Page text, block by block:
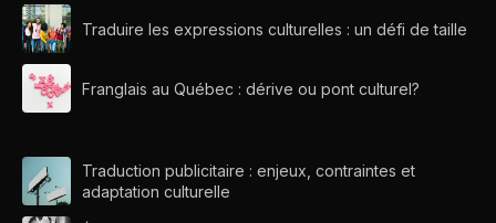
Traduire les expressions culturelles : un défi de taille
Franglais au Québec : dérive ou pont culturel?
Traduction publicitaire : enjeux, contraintes et
adaptation culturelle